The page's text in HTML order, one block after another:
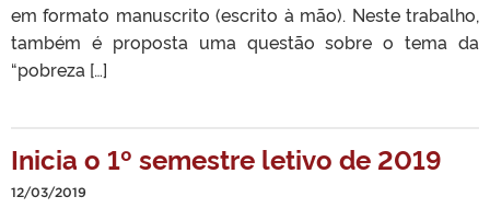
em formato manuscrito (escrito à mão). Neste trabalho,
também é proposta uma questão sobre o tema da
“pobreza […]
Inicia o 1º semestre letivo de 2019
12/03/2019